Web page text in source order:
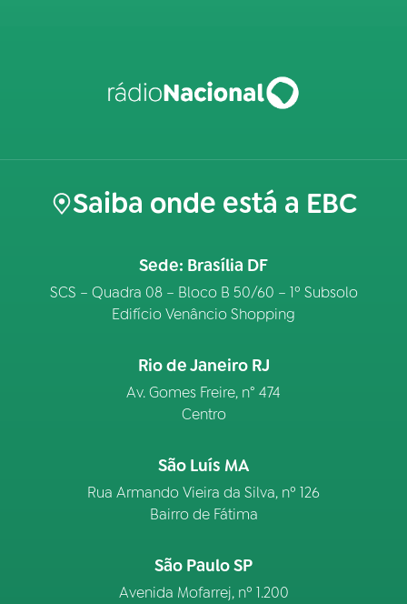
Saiba onde está a EBC
Sede: Brasília DF
SCS – Quadra 08 – Bloco B 50/60 – 1º Subsolo
Edifício Venâncio Shopping
Rio de Janeiro RJ
Av. Gomes Freire, n° 474
Centro
São Luís MA
Rua Armando Vieira da Silva, nº 126
Bairro de Fátima
São Paulo SP
Avenida Mofarrej, nº 1.200